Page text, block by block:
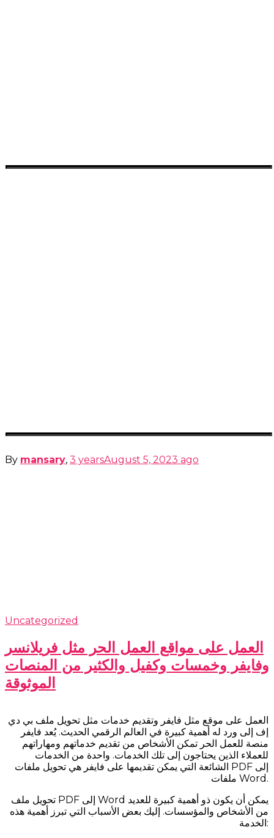
By mansary, 3 yearsAugust 5, 2023 ago
Uncategorized
العمل على مواقع العمل الحر مثل فريلانسر
وفايفر وخمسات وكفيل والكثير من المنصات
الموثوقة
العمل على موقع مثل فايفر وتقديم خدمات مثل تحويل ملف بي دي
إف إلى ورد له أهمية كبيرة في العالم الرقمي الحديث. يُعد فايفر
منصة للعمل الحر تمكن الأشخاص من تقديم خدماتهم ومهاراتهم
للعملاء الذين يحتاجون إلى تلك الخدمات. واحدة من الخدمات
الشائعة التي يمكن تقديمها على فايفر هي تحويل ملفات PDF إلى
ملفات Word.
تحويل ملف PDF إلى Word يمكن أن يكون ذو أهمية كبيرة للعديد
من الأشخاص والمؤسسات. إليك بعض الأسباب التي تبرز أهمية هذه
الخدمة: